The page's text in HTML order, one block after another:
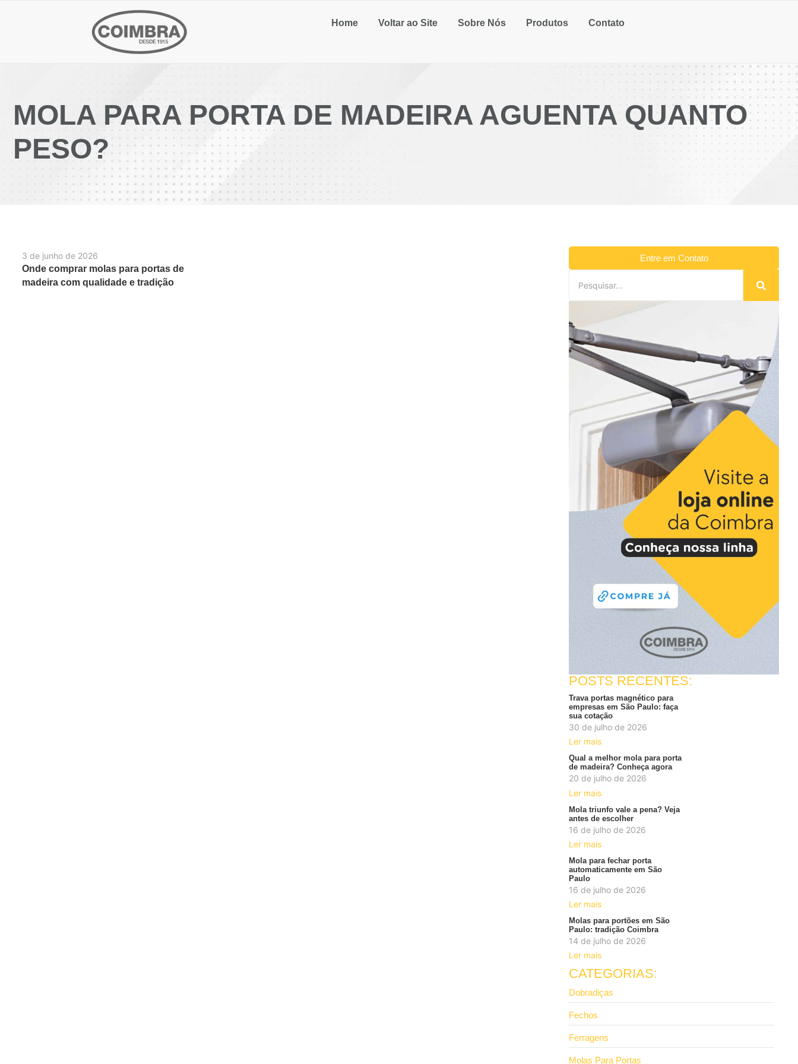
Home Voltar ao Site Sobre Nós Produtos Contato
MOLA PARA PORTA DE MADEIRA AGUENTA QUANTO
PESO?
3 de junho de 2026
Onde comprar molas para portas de
madeira com qualidade e tradição
Entre em Contato
POSTS RECENTES:
Trava portas magnético para
empresas em São Paulo: faça
sua cotação
30 de julho de 2026
Ler mais
Qual a melhor mola para porta
de madeira? Conheça agora
20 de julho de 2026
Ler mais
Mola triunfo vale a pena? Veja
antes de escolher
16 de julho de 2026
Ler mais
Mola para fechar porta
automaticamente em São
Paulo
16 de julho de 2026
Ler mais
Molas para portões em São
Paulo: tradição Coimbra
14 de julho de 2026
Ler mais
CATEGORIAS:
Dobradiças
Fechos
Ferragens
Molas Para Portas